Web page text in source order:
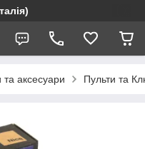
та аксесуари Пульти та